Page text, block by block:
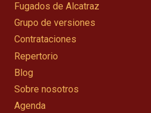
Fugados de Alcatraz
Grupo de versiones
Contrataciones
Repertorio
Blog
Sobre nosotros
Agenda